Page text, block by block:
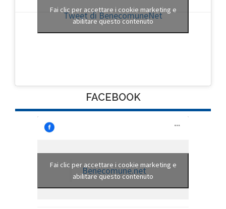
Tweet di BenecomuneNet
Fai clic per accettare i cookie marketing e
abilitare questo contenuto
FACEBOOK
Benecomune.net
Fai clic per accettare i cookie marketing e
abilitare questo contenuto